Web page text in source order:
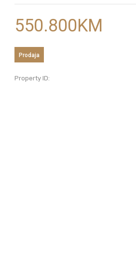
550.800KM
Prodaja
Property ID: